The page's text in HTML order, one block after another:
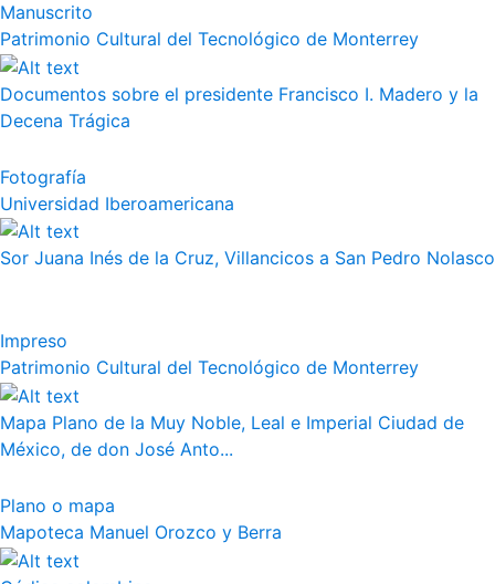
Manuscrito
Patrimonio Cultural del Tecnológico de Monterrey
Documentos sobre el presidente Francisco I. Madero y la
Decena Trágica
Fotografía
Universidad Iberoamericana
Sor Juana Inés de la Cruz, Villancicos a San Pedro Nolasco
Impreso
Patrimonio Cultural del Tecnológico de Monterrey
Mapa Plano de la Muy Noble, Leal e Imperial Ciudad de
México, de don José Anto...
Plano o mapa
Mapoteca Manuel Orozco y Berra